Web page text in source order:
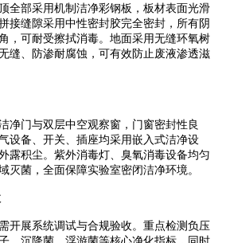
全部采用机制洁净彩钢板，板材表面光滑
接缝隙采用中性密封胶完全密封，所有阴
，可耐受擦拭消毒。地面采用无缝环氧树
缝、防渗耐腐蚀，可有效防止废液渗透滋
净门与双层中空观察窗，门窗密封性良
设备、开关、插座均采用嵌入式洁净设
露积尘。紫外消毒灯、臭氧消毒设备均匀
灭菌，全面保障实验室密闭洁净环境。
开展系统调试与合规验收。重点检测负压